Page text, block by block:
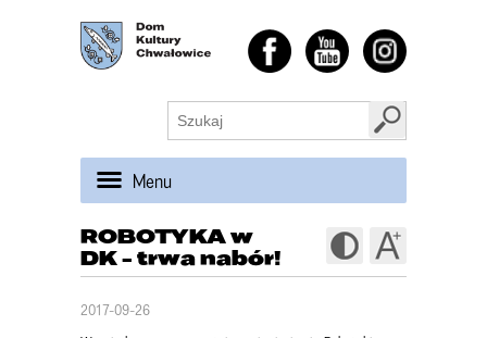
Menu
ROBOTYKA w
DK - trwa nabór!
2017-09-26